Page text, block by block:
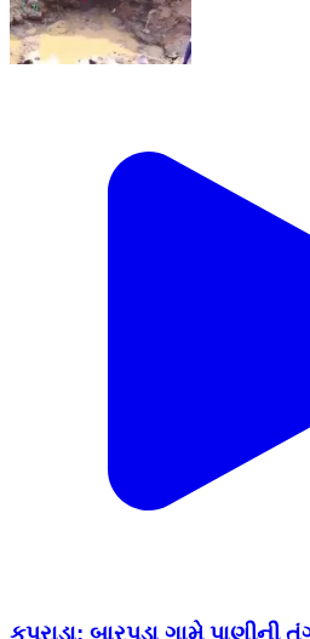
કપરાડા: બારપૂડા ગામે પાણીની